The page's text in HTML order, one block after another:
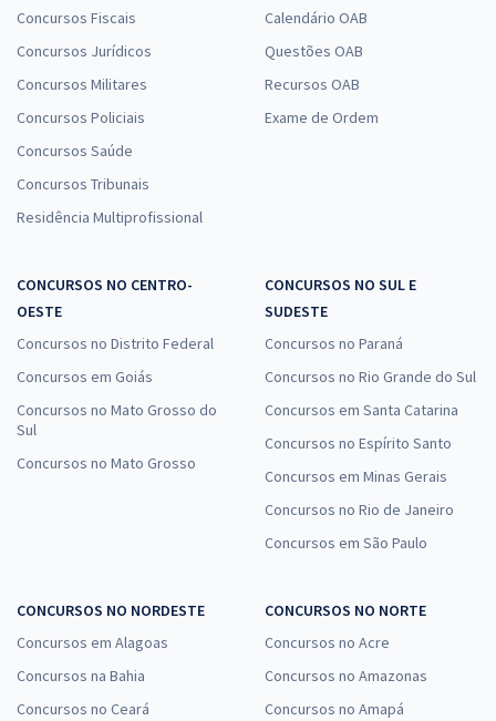
Concursos Fiscais
Concursos Jurídicos
Concursos Militares
Concursos Policiais
Concursos Saúde
Concursos Tribunais
Residência Multiprofissional
Calendário OAB
Questões OAB
Recursos OAB
Exame de Ordem
CONCURSOS NO CENTRO-
OESTE
Concursos no Distrito Federal
Concursos em Goiás
Concursos no Mato Grosso do
Sul
Concursos no Mato Grosso
CONCURSOS NO SUL E
SUDESTE
Concursos no Paraná
Concursos no Rio Grande do Sul
Concursos em Santa Catarina
Concursos no Espírito Santo
Concursos em Minas Gerais
Concursos no Rio de Janeiro
Concursos em São Paulo
CONCURSOS NO NORDESTE
Concursos em Alagoas
Concursos na Bahia
Concursos no Ceará
CONCURSOS NO NORTE
Concursos no Acre
Concursos no Amazonas
Concursos no Amapá